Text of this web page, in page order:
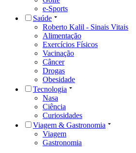
e-Sports
Saúde
Roberto Kalil - Sinais Vitais
Alimentação
Exercícios Físicos
Vacinação
Câncer
Drogas
Obesidade
Tecnologia
Nasa
Ciência
Curiosidades
Viagem & Gastronomia
Viagem
Gastronomia